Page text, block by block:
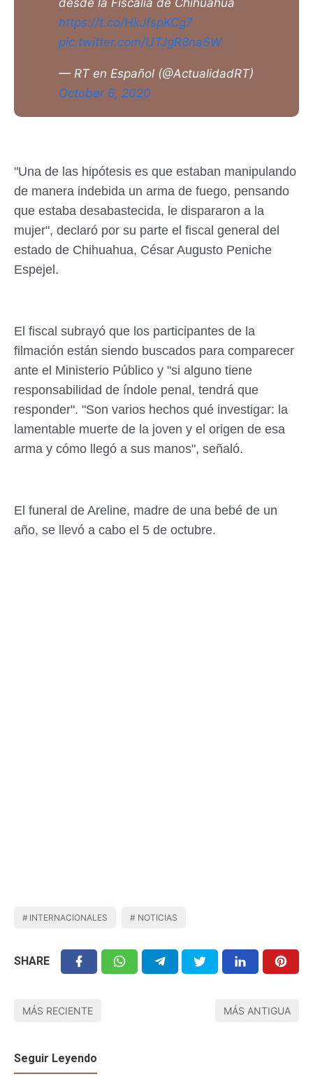
desde la Fiscalía de Chihuahua
https://t.co/HkJfspKCg7
pic.twitter.com/UTJgR8naSW
— RT en Español (@ActualidadRT)
October 6, 2020
"Una de las hipótesis es que estaban manipulando
de manera indebida un arma de fuego, pensando
que estaba desabastecida, le dispararon a la
mujer", declaró por su parte el fiscal general del
estado de Chihuahua, César Augusto Peniche
Espejel.
El fiscal subrayó que los participantes de la
filmación están siendo buscados para comparecer
ante el Ministerio Público y "si alguno tiene
responsabilidad de índole penal, tendrá que
responder". "Son varios hechos qué investigar: la
lamentable muerte de la joven y el origen de esa
arma y cómo llegó a sus manos", señaló.
El funeral de Areline, madre de una bebé de un
año, se llevó a cabo el 5 de octubre.
INTERNACIONALES NOTICIAS
SHARE
MÁS RECIENTE MÁS ANTIGUA
Seguir Leyendo